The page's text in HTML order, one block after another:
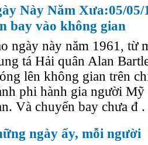
Này Năm Xưa:05/
bay vào không gian
ngày này năm 1961, từ
tá Hải quân Alan
lên không gian trên
phi hành gia người
Và chuyến bay chưa đ .
ngày ấy, mỗi người